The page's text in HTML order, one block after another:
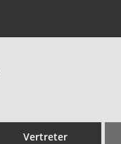
Vertreter